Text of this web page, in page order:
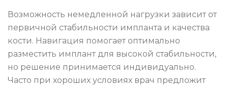
Возможность немедленной нагрузки зависит от
первичной стабильности импланта и качества
кости. Навигация помогает оптимально
разместить имплант для высокой стабильности,
но решение принимается индивидуально.
Часто при хороших условиях врач предложит